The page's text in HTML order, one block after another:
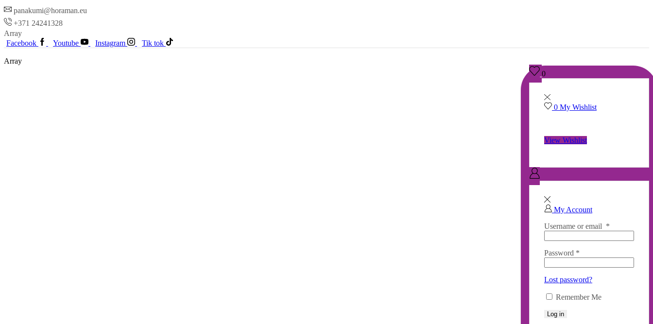
panakumi@horaman.eu
+371 24241328
Array
Facebook
Youtube Instagram Tik tok
Array
0
0 My Wishlist
View Wishlist
My Account
Username or email *
Password *
Lost password?
Remember Me
Log in